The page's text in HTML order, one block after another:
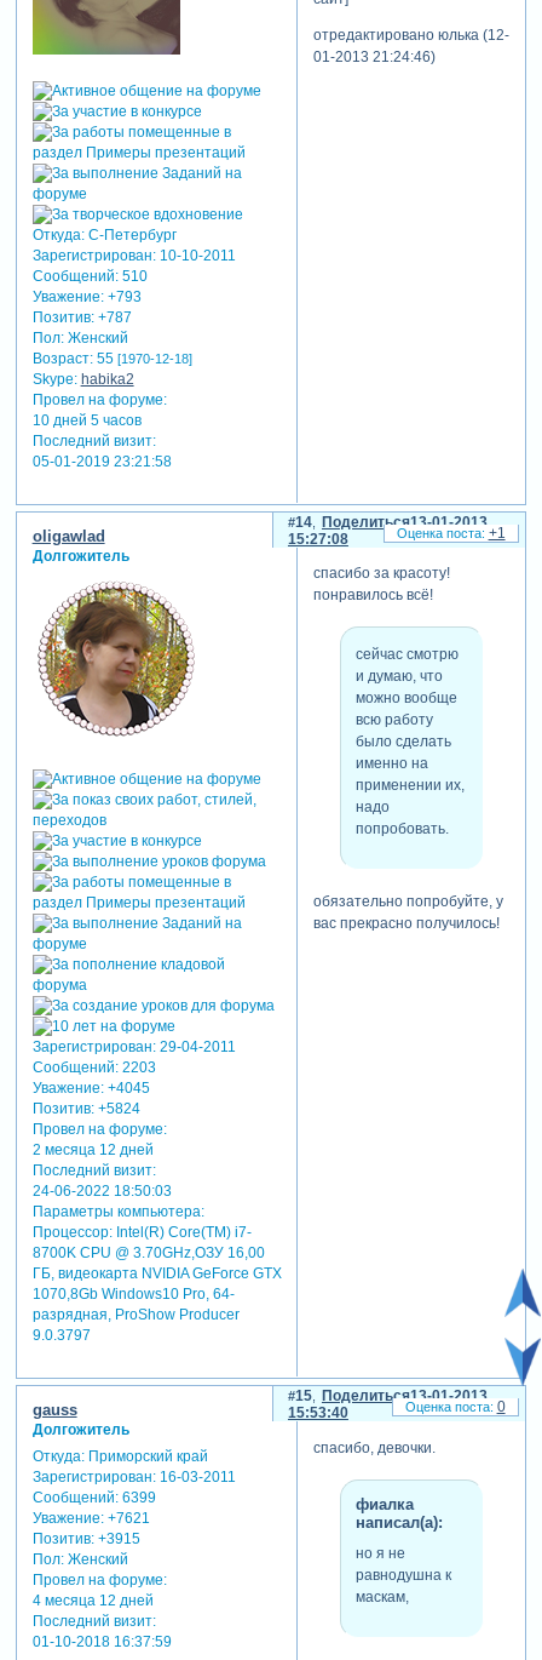
Откуда:С-Петербург
Зарегистрирован: 10-10-2011
Сообщений:510
Уважение: +793
Позитив: +787
Пол:Женский
Возраст:55 [1970-12-18]
Skype: habika2
Провел на форуме:
10 дней 5 часов
Последний визит:
05-01-2019 23:21:58
отредактировано юлька (12-
01-2013 21:24:46)
Поделиться
14
13-01-2013
15:27:08
oligawlad
Долгожитель
Зарегистрирован: 29-04-2011
Сообщений:2203
Уважение: +4045
Позитив: +5824
Провел на форуме:
2 месяца 12 дней
Последний визит:
24-06-2022 18:50:03
Параметры компьютера:
Процессор: Intel(R) Core(TM) i7-
8700K CPU @ 3.70GHz,ОЗУ 16,00
ГБ, видеокарта NVIDIA GeForce GTX
1070,8Gb Windows10 Pro, 64-
разрядная, ProShow Producer
9.0.3797
спасибо за красоту!
понравилось всё!
сейчас смотрю
и думаю, что
можно вообще
всю работу
было сделать
именно на
применении их,
надо
попробовать.
обязательно попробуйте, у
вас прекрасно получилось!
+1
Поделиться
15
13-01-2013
15:53:40
gauss
Долгожитель
Откуда:Приморский край
Зарегистрирован: 16-03-2011
Сообщений:6399
Уважение: +7621
Позитив: +3915
Пол:Женский
Провел на форуме:
4 месяца 12 дней
Последний визит:
01-10-2018 16:37:59
спасибо, девочки.
фиалка
написал(а):
но я не
равнодушна к
маскам,
0